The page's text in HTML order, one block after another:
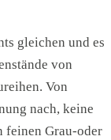
gleichen und es
von
Von
nach, keine
feinen Grau-oder